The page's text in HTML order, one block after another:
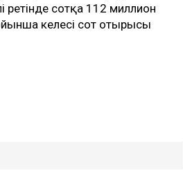
ретінде сотқа 112 миллион
келесі сот отырысы